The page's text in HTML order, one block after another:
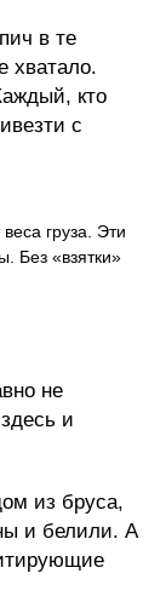
в те
хватало.
кто
с
груза. Эти
Без «взятки»
не
и
из бруса,
и белили. А